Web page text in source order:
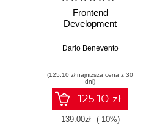
Frontend
Development
Dario Benevento
(125,10 zł najniższa cena z 30
dni)
125.10 zł
139.00zł (-10%)